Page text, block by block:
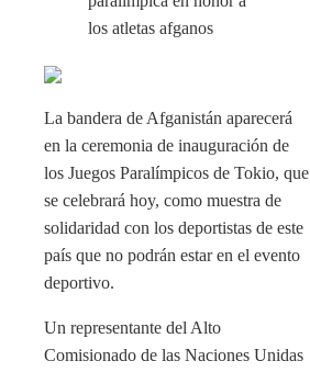
La bandera de Afganistán aparecerá
en la ceremonia de inauguración de
los Juegos Paralímpicos de Tokio, que
se celebrará hoy, como muestra de
solidaridad con los deportistas de este
país que no podrán estar en el evento
deportivo.
Un representante del Alto
Comisionado de las Naciones Unidas